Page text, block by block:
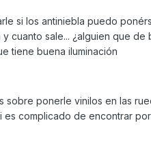
si los antiniebla puedo
y cuanto sale... ¿alguien que
tiene buena iluminación
sobre ponerle vinilos en las
es complicado de encontrar